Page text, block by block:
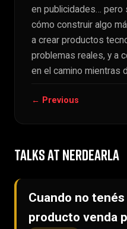
en publicidades… pero
cómo construir algo
a crear productos
problemas reales, y a
en el camino mientras
← Previous
TALKS AT NERDEARLA
Cuando no
producto venda